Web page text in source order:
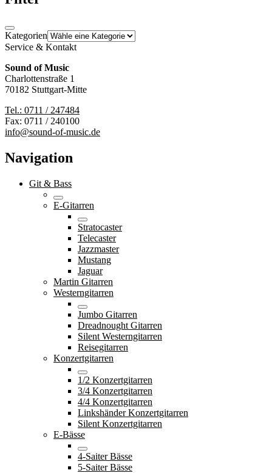
Kategorien
Service & Kontakt
Sound of Music
Charlottenstraße 1
70182 Stuttgart-Mitte
Tel.: 0711 / 247484
Fax: 0711 / 240100
info@sound-of-music.de
Navigation
Git & Bass
E-Gitarren
Stratocaster
Telecaster
Jazzmaster
Mustang
Jaguar
Martin Gitarren
Westerngitarren
Jumbo Gitarren
Dreadnought Gitarren
Silent Westerngitarren
Reisegitarren
Konzertgitarren
1/2 Konzertgitarren
3/4 Konzertgitarren
4/4 Konzertgitarren
Linkshänder Konzertgitarren
Silent Konzertgitarren
E-Bässe
4-Saiter Bässe
5-Saiter Bässe